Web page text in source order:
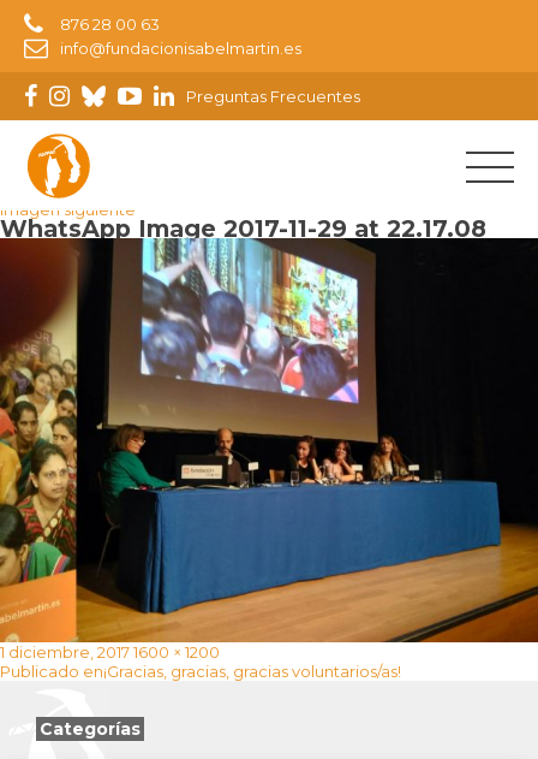
876 28 00 63
info@fundacionisabelmartin.es
Preguntas Frecuentes
Imagen anterior
Imagen siguiente
WhatsApp Image 2017-11-29 at 22.17.08
Publicado
el
1 diciembre, 2017Tamaño
completo
1600 × 1200
Navegación
Publicado en¡Gracias, gracias, gracias voluntarios/as!
Categorías